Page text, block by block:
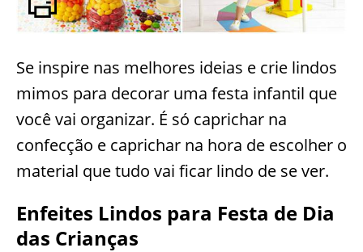
Se inspire nas melhores ideias e crie lindos
mimos para decorar uma festa infantil que
você vai organizar. É só caprichar na
confecção e caprichar na hora de escolher o
material que tudo vai ficar lindo de se ver.
Enfeites Lindos para Festa de Dia
das Crianças